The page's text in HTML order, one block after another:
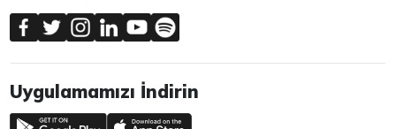
Uygulamamızı İndirin